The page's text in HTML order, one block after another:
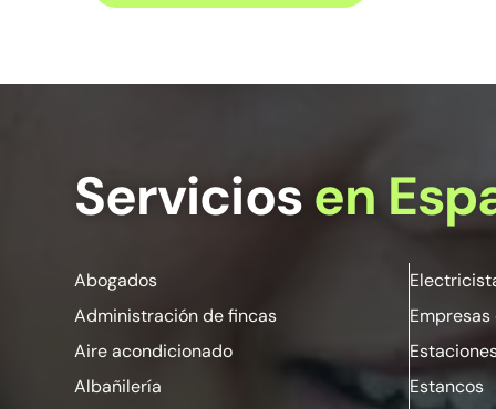
Serviciosen
Abogados
Administración de fincas
Aire acondicionado
Albañilería
Estancos